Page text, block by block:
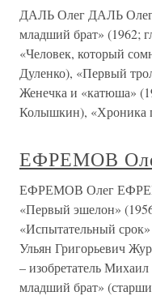
ДАЛЬ Олег ДАЛЬ Олег
младший брат» (1962;
«Человек, который
Дуленко), «Первый
Женечка и «катюша»
Колышкин), «Хроника
ЕФРЕМОВ
ЕФРЕМОВ Олег
«Первый эшелон»
«Испытательный срок»
Ульян Григорьевич
– изобретатель
младший брат»